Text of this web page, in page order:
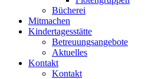
Bücherei
Mitmachen
Kindertagesstätte
Betreuungsangebote
Aktuelles
Kontakt
Kontakt